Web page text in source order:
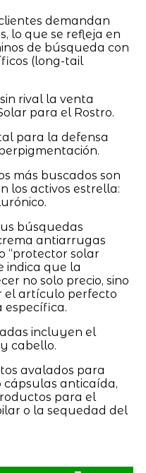
demandan
lo que se refleja en
de búsqueda con
(long-tail
rival la venta
para el Rostro.
para la defensa
más buscados son
los activos estrella:
búsquedas
antiarrugas
“protector solar
indica que la
no solo precio, sino
el artículo perfecto
específica.
incluyen el
cabello.
avalados para
cápsulas anticaída,
para el
o la sequedad del